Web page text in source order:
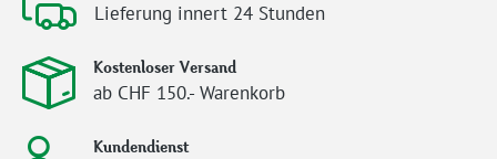
Lieferung innert 24 Stunden
Kostenloser Versand
ab CHF 150.- Warenkorb
Kundendienst